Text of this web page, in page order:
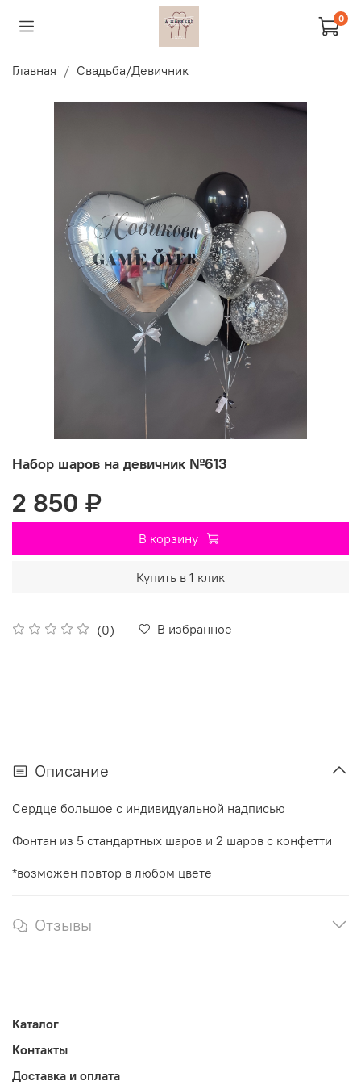
0
Главная Свадьба/Девичник
Набор шаров на девичник №613
(0) В избранное
2 850 ₽
В корзину
Купить в 1 клик
Описание
Сердце большое с индивидуальной надписью
Фонтан из 5 стандартных шаров и 2 шаров с конфетти
*возможен повтор в любом цвете
Отзывы
Каталог
Контакты
Доставка и оплата